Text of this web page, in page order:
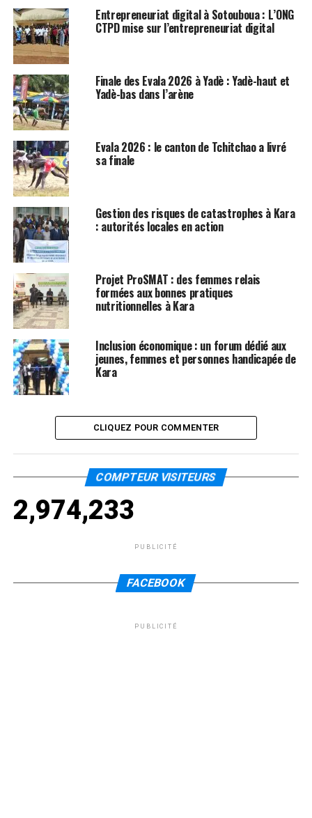
Entrepreneuriat digital à Sotouboua : L’ONG
CTPD mise sur l’entrepreneuriat digital
Finale des Evala 2026 à Yadè : Yadè-haut et
Yadè-bas dans l’arène
Evala 2026 : le canton de Tchitchao a livré
sa finale
Gestion des risques de catastrophes à Kara
: autorités locales en action
Projet ProSMAT : des femmes relais
formées aux bonnes pratiques
nutritionnelles à Kara
Inclusion économique : un forum dédié aux
jeunes, femmes et personnes handicapée de
Kara
CLIQUEZ POUR COMMENTER
COMPTEUR VISITEURS
2,974,233
PUBLICITÉ
FACEBOOK
PUBLICITÉ